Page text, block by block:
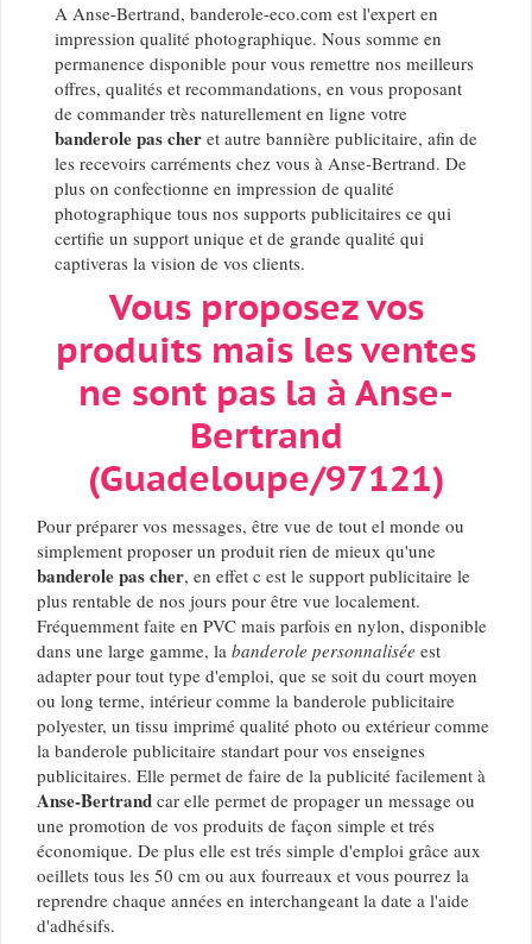
A Anse-Bertrand, banderole-eco.com est l'expert en
impression qualité photographique. Nous somme en
permanence disponible pour vous remettre nos meilleurs
offres, qualités et recommandations, en vous proposant
de commander très naturellement en ligne votre
banderole pas cher et autre bannière publicitaire, afin de
les recevoirs carréments chez vous à Anse-Bertrand. De
plus on confectionne en impression de qualité
photographique tous nos supports publicitaires ce qui
certifie un support unique et de grande qualité qui
captiveras la vision de vos clients.
Vous proposez vos
produits mais les ventes
ne sont pas la à Anse-
Bertrand
(Guadeloupe/97121)
Pour préparer vos messages, être vue de tout el monde ou
simplement proposer un produit rien de mieux qu'une
banderole pas cher, en effet c est le support publicitaire le
plus rentable de nos jours pour être vue localement.
Fréquemment faite en PVC mais parfois en nylon, disponible
dans une large gamme, la banderole personnalisée est
adapter pour tout type d'emploi, que se soit du court moyen
ou long terme, intérieur comme la banderole publicitaire
polyester, un tissu imprimé qualité photo ou extérieur comme
la banderole publicitaire standart pour vos enseignes
publicitaires. Elle permet de faire de la publicité facilement à
Anse-Bertrand car elle permet de propager un message ou
une promotion de vos produits de façon simple et trés
économique. De plus elle est trés simple d'emploi grâce aux
oeillets tous les 50 cm ou aux fourreaux et vous pourrez la
reprendre chaque années en interchangeant la date a l'aide
d'adhésifs.